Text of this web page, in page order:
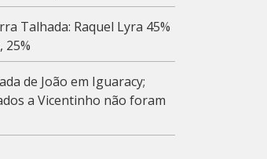
Talhada: Raquel Lyra 45%
25%
de João em Iguaracy;
a Vicentinho não foram